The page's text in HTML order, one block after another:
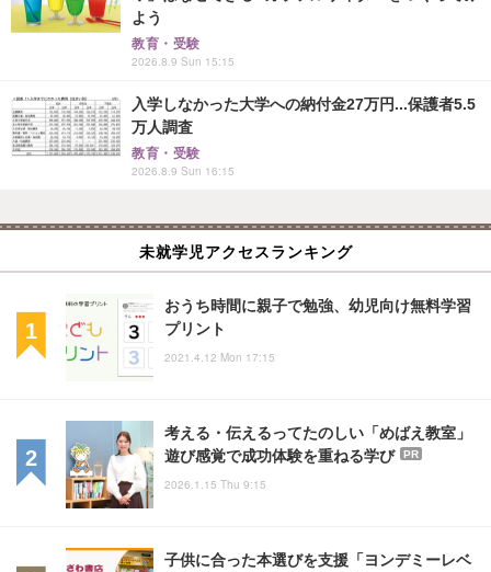
よう
教育・受験
2026.8.9 Sun 15:15
入学しなかった大学への納付金27万円...保護者5.5
万人調査
教育・受験
2026.8.9 Sun 16:15
未就学児アクセスランキング
おうち時間に親子で勉強、幼児向け無料学習
プリント
2021.4.12 Mon 17:15
考える・伝えるってたのしい「めばえ教室」
遊び感覚で成功体験を重ねる学び
PR
2026.1.15 Thu 9:15
子供に合った本選びを支援「ヨンデミーレベ